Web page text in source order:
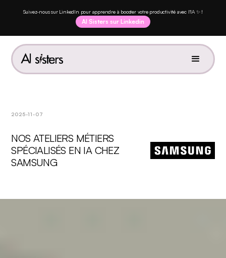
Suivez-nous sur LinkedIn pour apprendre à booster votre productivité avec l'IA ✨ !
AI Sisters sur Linkedin
2025-11-07
NOS ATELIERS MÉTIERS
SPÉCIALISÉS EN IA CHEZ
SAMSUNG